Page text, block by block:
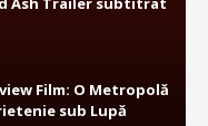
Film: O Metropolă
sub Lupă